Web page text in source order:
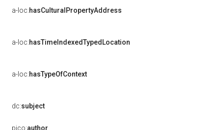
a-loc:hasCulturalPropertyAddress
a-loc:hasTimeIndexedTypedLocation
a-loc:hasTypeOfContext
dc:subject
pico:author